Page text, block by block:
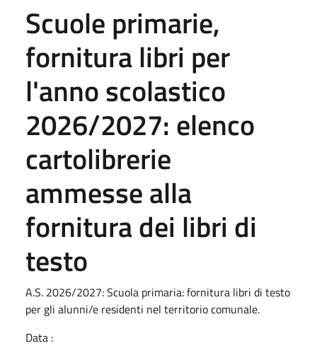
Scuole primarie,
fornitura libri per
l'anno scolastico
2026/2027: elenco
cartolibrerie
ammesse alla
fornitura dei libri di
testo
A.S. 2026/2027: Scuola primaria: fornitura libri di testo
per gli alunni/e residenti nel territorio comunale.
Data :